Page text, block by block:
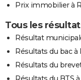
Prix immobilier à
Tous les
Résultat
Résultats du bac
Résultats du